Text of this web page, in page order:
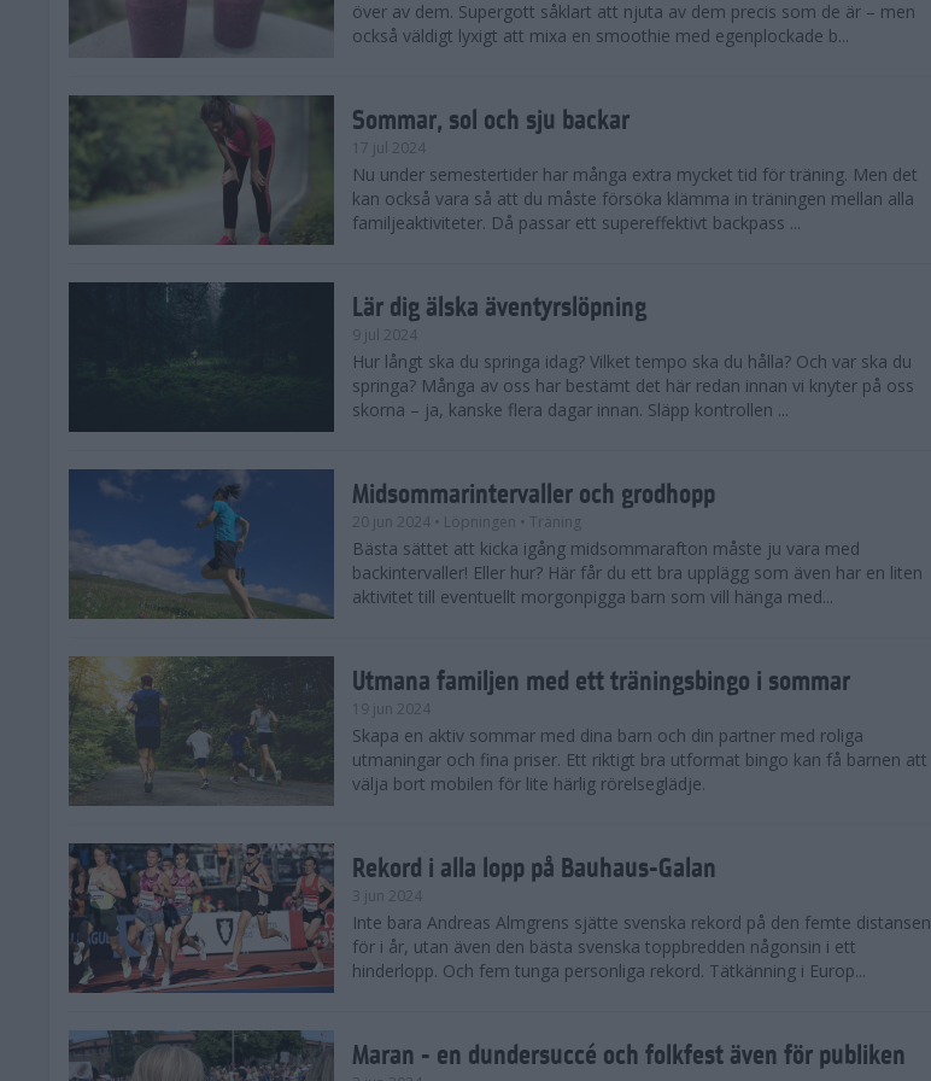
över av dem. Supergott såklart att njuta av dem precis som de är – men
också väldigt lyxigt att mixa en smoothie med egenplockade b...
Sommar, sol och sju backar
17 jul 2024
Nu under semestertider har många extra mycket tid för träning. Men det
kan också vara så att du måste försöka klämma in träningen mellan alla
familjeaktiviteter. Då passar ett supereffektivt backpass ...
Lär dig älska äventyrslöpning
9 jul 2024
Hur långt ska du springa idag? Vilket tempo ska du hålla? Och var ska du
springa? Många av oss har bestämt det här redan innan vi knyter på oss
skorna – ja, kanske flera dagar innan. Släpp kontrollen ...
Midsommarintervaller och grodhopp
20 jun 2024 • Löpningen • Träning
Bästa sättet att kicka igång midsommarafton måste ju vara med
backintervaller! Eller hur? Här får du ett bra upplägg som även har en liten
aktivitet till eventuellt morgonpigga barn som vill hänga med...
Utmana familjen med ett träningsbingo i sommar
19 jun 2024
Skapa en aktiv sommar med dina barn och din partner med roliga
utmaningar och fina priser. Ett riktigt bra utformat bingo kan få barnen att
välja bort mobilen för lite härlig rörelseglädje.
Rekord i alla lopp på Bauhaus-Galan
3 jun 2024
Inte bara Andreas Almgrens sjätte svenska rekord på den femte distansen
för i år, utan även den bästa svenska toppbredden någonsin i ett
hinderlopp. Och fem tunga personliga rekord. Tätkänning i Europ...
Maran - en dundersuccé och folkfest även för publiken